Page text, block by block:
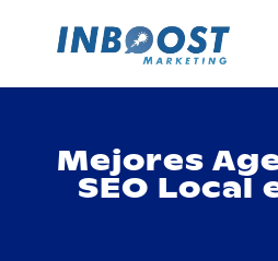
Mejores
SEO Local